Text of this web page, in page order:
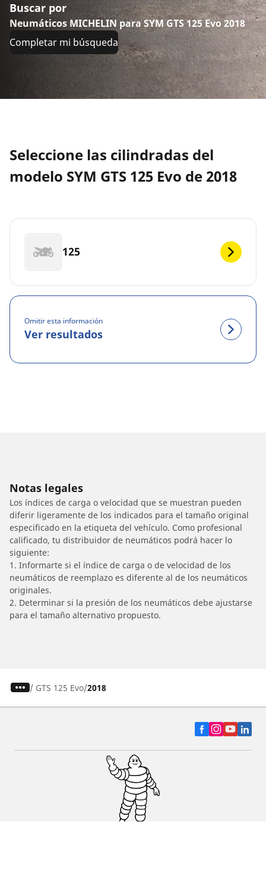
Buscar por
Neumáticos MICHELIN para SYM GTS 125 Evo 2018
Completar mi búsqueda
Seleccione las cilindradas del
modelo SYM GTS 125 Evo de 2018
125
Omitir esta información
Ver resultados
Notas legales
Los índices de carga o velocidad que se muestran pueden
diferir ligeramente de los indicados para el tamaño original
especificado en la etiqueta del vehículo. Como profesional
calificado, tu distribuidor de neumáticos podrá hacer lo
siguiente:
1. Informarte si el índice de carga o de velocidad de los
neumáticos de reemplazo es diferente al de los neumáticos
originales.
2. Determinar si la presión de los neumáticos debe ajustarse
para el tamaño alternativo propuesto.
/ GTS 125 Evo 2018